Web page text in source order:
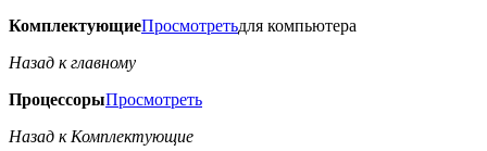
КомплектующиеПросмотретьдля компьютера
Назад к главному
ПроцессорыПросмотреть
Назад к Комплектующие